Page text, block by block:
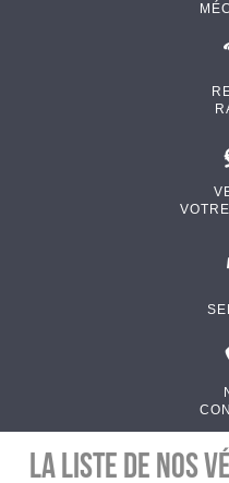
La liste de nos